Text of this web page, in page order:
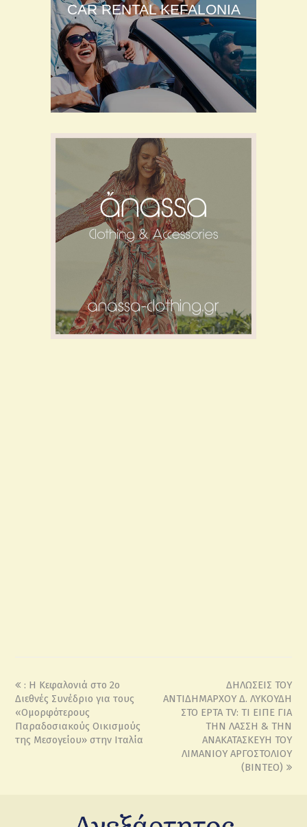
CAR RENTAL KEFALONIA
: Η Κεφαλονιά στο 2ο
Διεθνές Συνέδριο για τους
«Ομορφότερους
Παραδοσιακούς Οικισμούς
της Μεσογείου» στην Ιταλία
ΔΗΛΩΣΕΙΣ ΤΟΥ
ΑΝΤΙΔΗΜΑΡΧΟΥ Δ. ΛΥΚΟΥΔΗ
ΣΤΟ EPTA TV: ΤΙ ΕΙΠΕ ΓΙΑ
ΤΗΝ ΛΑΣΣΗ & ΤΗΝ
ΑΝΑΚΑΤΑΣΚΕΥΗ ΤΟΥ
ΛΙΜΑΝΙΟΥ ΑΡΓΟΣΤΟΛΙΟΥ
(ΒΙΝΤΕΟ)